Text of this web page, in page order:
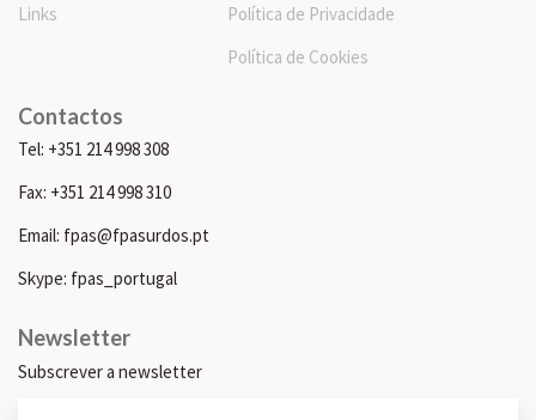
Links
Política de Privacidade
Política de Cookies
Contactos
Tel: +351 214 998 308
Fax: +351 214 998 310
Email: fpas@fpasurdos.pt
Skype: fpas_portugal
Newsletter
Subscrever a newsletter